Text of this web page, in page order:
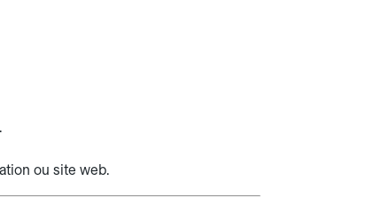
ou site web.